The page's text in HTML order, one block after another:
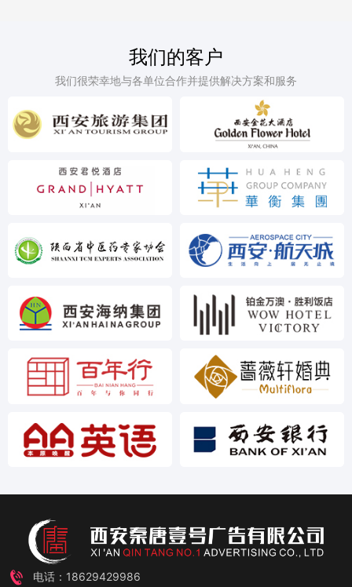
我们的客户
我们很荣幸地与各单位合作并提供解决方案和服务
电话：18629429986